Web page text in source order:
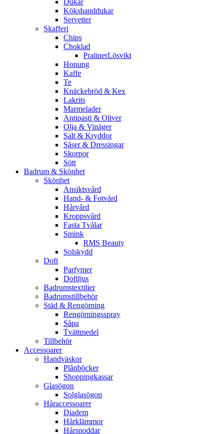
Dukar
Kökshanddukar
Servetter
Skafferi
Chips
Choklad
PralinerLösvikt
Honung
Kaffe
Te
Knäckebröd & Kex
Lakrits
Marmelader
Antipasti & Oliver
Olja & Vinäger
Salt & Kryddor
Såser & Dressingar
Skorpor
Sött
Badrum & Skönhet
Skönhet
Ansiktsvård
Hand- & Fotvård
Hårvård
Kroppsvård
Fasta Tvålar
Smink
RMS Beauty
Solskydd
Doft
Parfymer
Doftljus
Badrumstextilier
Badrumstillbehör
Städ & Rengörning
Rengörningsspray
Såpa
Tvättmedel
Tillbehör
Accessoarer
Handväskor
Plånböcker
Shoppingkassar
Glasögon
Solglasögon
Håraccessoarer
Diadem
Hårklämmor
Hårsnoddar